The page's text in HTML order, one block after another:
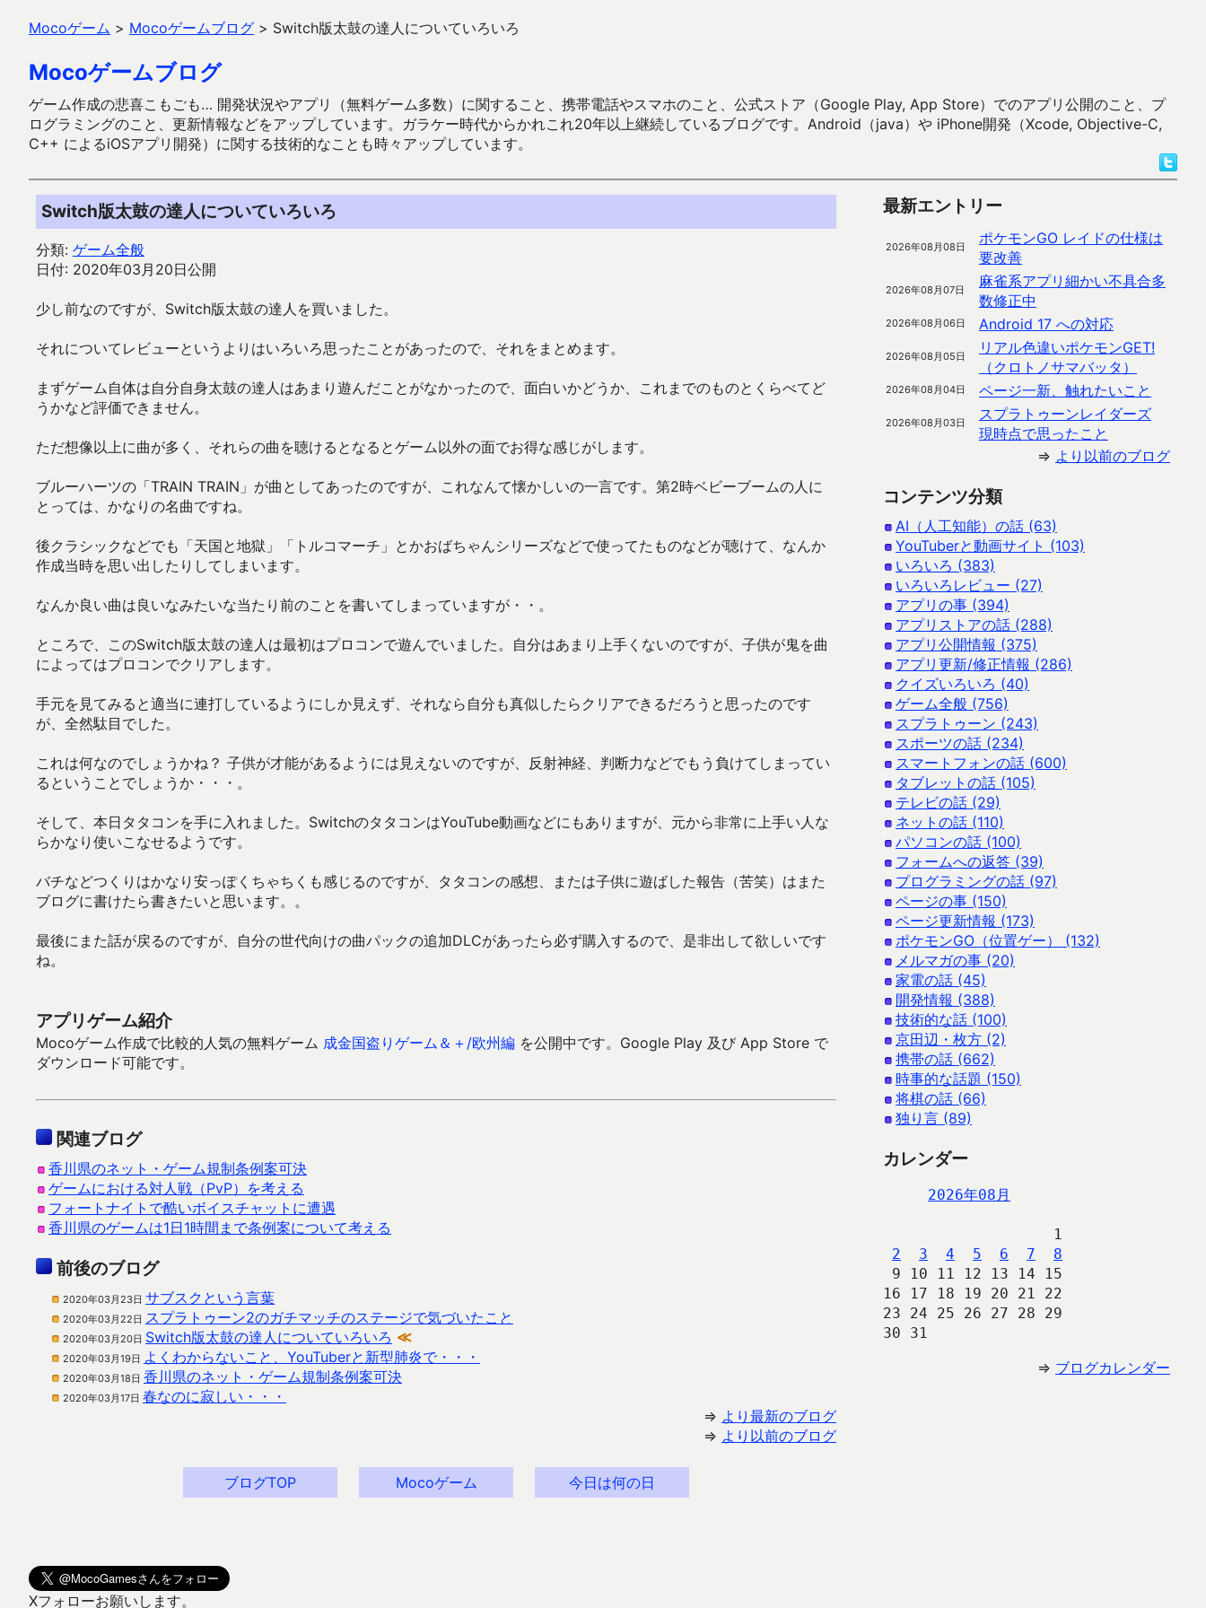
Mocoゲーム > Mocoゲームブログ > Switch版太鼓の達人についていろいろ
Mocoゲームブログ
ゲーム作成の悲喜こもごも… 開発状況やアプリ（無料ゲーム多数）に関すること、携帯電話やスマホのこと、公式ストア（Google Play, App Store）でのアプリ公開のこと、プ
ログラミングのこと、更新情報などをアップしています。ガラケー時代からかれこれ20年以上継続しているブログです。Android（java）や iPhone開発（Xcode, Objective-C,
C++ によるiOSアプリ開発）に関する技術的なことも時々アップしています。
Switch版太鼓の達人についていろいろ
分類: ゲーム全般
日付: 2020年03月20日公開
少し前なのですが、Switch版太鼓の達人を買いました。
それについてレビューというよりはいろいろ思ったことがあったので、それをまとめます。
まずゲーム自体は自分自身太鼓の達人はあまり遊んだことがなかったので、面白いかどうか、これまでのものとくらべてど
うかなど評価できません。
ただ想像以上に曲が多く、それらの曲を聴けるとなるとゲーム以外の面でお得な感じがします。
ブルーハーツの「TRAIN TRAIN」が曲としてあったのですが、これなんて懐かしいの一言です。第2時ベビーブームの人に
とっては、かなりの名曲ですね。
後クラシックなどでも「天国と地獄」「トルコマーチ」とかおばちゃんシリーズなどで使ってたものなどが聴けて、なんか
作成当時を思い出したりしてしまいます。
なんか良い曲は良いなみたいな当たり前のことを書いてしまっていますが・・。
ところで、このSwitch版太鼓の達人は最初はプロコンで遊んでいました。自分はあまり上手くないのですが、子供が鬼を曲
によってはプロコンでクリアします。
手元を見てみると適当に連打しているようにしか見えず、それなら自分も真似したらクリアできるだろうと思ったのです
が、全然駄目でした。
これは何なのでしょうかね？ 子供が才能があるようには見えないのですが、反射神経、判断力などでもう負けてしまってい
るということでしょうか・・・。
そして、本日タタコンを手に入れました。SwitchのタタコンはYouTube動画などにもありますが、元から非常に上手い人な
らかなり使いこなせるようです。
バチなどつくりはかなり安っぽくちゃちくも感じるのですが、タタコンの感想、または子供に遊ばした報告（苦笑）はまた
ブログに書けたら書きたいと思います。。
最後にまた話が戻るのですが、自分の世代向けの曲パックの追加DLCがあったら必ず購入するので、是非出して欲しいです
ね。
アプリゲーム紹介
Mocoゲーム作成で比較的人気の無料ゲーム 成金国盗りゲーム＆＋/欧州編 を公開中です。Google Play 及び App Store で
ダウンロード可能です。
関連ブログ
香川県のネット・ゲーム規制条例案可決
ゲームにおける対人戦（PvP）を考える
フォートナイトで酷いボイスチャットに遭遇
香川県のゲームは1日1時間まで条例案について考える
前後のブログ
2020年03月23日 サブスクという言葉
2020年03月22日 スプラトゥーン2のガチマッチのステージで気づいたこと
2020年03月20日 Switch版太鼓の達人についていろいろ ≪
2020年03月19日 よくわからないこと、YouTuberと新型肺炎で・・・
2020年03月18日 香川県のネット・ゲーム規制条例案可決
2020年03月17日 春なのに寂しい・・・
⇒ より最新のブログ
⇒ より以前のブログ
ブログTOP Mocoゲーム 今日は何の日
最新エントリー
2026年08月08日
ポケモンGO レイドの仕様は
要改善
2026年08月07日
麻雀系アプリ細かい不具合多
数修正中
2026年08月06日 Android 17 への対応
2026年08月05日
リアル色違いポケモンGET!
（クロトノサマバッタ）
2026年08月04日 ページ一新、触れたいこと
2026年08月03日
スプラトゥーンレイダーズ
現時点で思ったこと
⇒ より以前のブログ
コンテンツ分類
AI（人工知能）の話 (63)
YouTuberと動画サイト (103)
いろいろ (383)
いろいろレビュー (27)
アプリの事 (394)
アプリストアの話 (288)
アプリ公開情報 (375)
アプリ更新/修正情報 (286)
クイズいろいろ (40)
ゲーム全般 (756)
スプラトゥーン (243)
スポーツの話 (234)
スマートフォンの話 (600)
タブレットの話 (105)
テレビの話 (29)
ネットの話 (110)
パソコンの話 (100)
フォームへの返答 (39)
プログラミングの話 (97)
ページの事 (150)
ページ更新情報 (173)
ポケモンGO（位置ゲー） (132)
メルマガの事 (20)
家電の話 (45)
開発情報 (388)
技術的な話 (100)
京田辺・枚方 (2)
携帯の話 (662)
時事的な話題 (150)
将棋の話 (66)
独り言 (89)
カレンダー
2026年08月
                   1
2
3 4 5 6 7
8
9 10 11 12 13 14 15
16 17 18 19 20 21 22
23 24 25 26 27 28 29
30 31
⇒ ブログカレンダー
Xフォローお願いします。